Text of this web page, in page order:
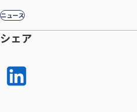
ニュース
シェア